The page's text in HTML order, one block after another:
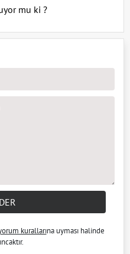
mu ki ?
kurallarına uyması halinde